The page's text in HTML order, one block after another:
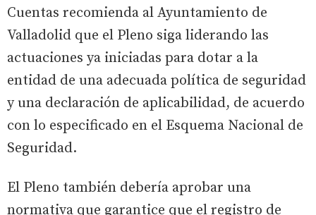
Cuentas recomienda al Ayuntamiento de
Valladolid que el Pleno siga liderando las
actuaciones ya iniciadas para dotar a la
entidad de una adecuada política de seguridad
y una declaración de aplicabilidad, de acuerdo
con lo especificado en el Esquema Nacional de
Seguridad.
El Pleno también debería aprobar una
normativa que garantice que el registro de